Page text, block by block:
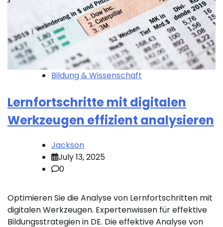
Bildung & Wissenschaft
Lernfortschritte mit digitalen
Werkzeugen effizient analysieren
Jackson
July 13, 2025
0
Optimieren Sie die Analyse von Lernfortschritten mit
digitalen Werkzeugen. Expertenwissen für effektive
Bildungsstrategien in DE. Die effektive Analyse von